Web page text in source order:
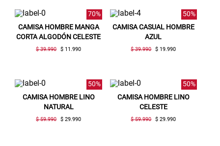
70%
CAMISA HOMBRE MANGA
CORTA ALGODÓN CELESTE
$ 39.990 $ 11.990
50%
CAMISA CASUAL HOMBRE
AZUL
$ 39.990 $ 19.990
50%
CAMISA HOMBRE LINO
NATURAL
$ 59.990 $ 29.990
50%
CAMISA HOMBRE LINO
CELESTE
$ 59.990 $ 29.990